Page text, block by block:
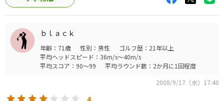
ｂｌａｃｋ
年齢：71歳 性別：男性
ゴルフ歴：21年以上
平均ヘッドスピード：36m/s～40m/s
平均スコア：90～99
平均ラウンド数：2か月に1回程度
2008/9/17（水）17:40
4